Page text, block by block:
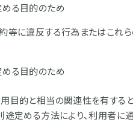
る目的のため
に違反する行為またはこれ
る目的のため
目的と相当の関連性を有する
途定める方法により、利用者に